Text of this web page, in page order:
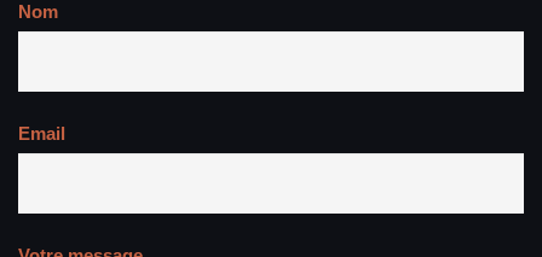
Nom
Email